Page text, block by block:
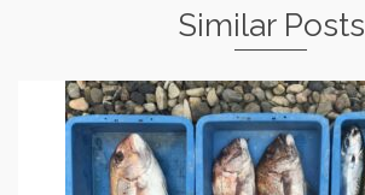
Similar Posts